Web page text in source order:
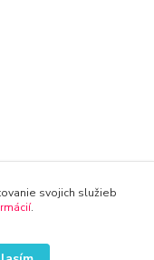
svojich služieb
.